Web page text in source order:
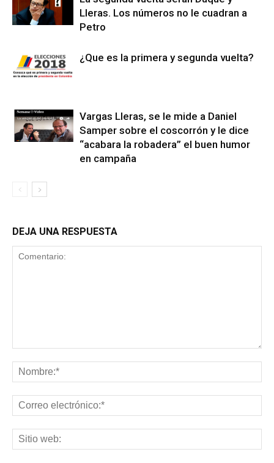
Lleras. Los números no le cuadran a
Petro
¿Que es la primera y segunda vuelta?
Vargas Lleras, se le mide a Daniel
Samper sobre el coscorrón y le dice
“acabara la robadera” el buen humor
en campaña
DEJA UNA RESPUESTA